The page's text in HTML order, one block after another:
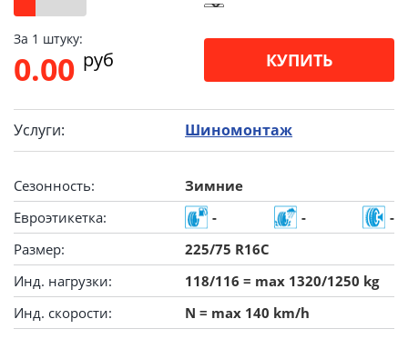
За 1 штуку:
0.00 pуб КУПИТЬ
Услуги: Шиномонтаж
Сезонность:
Зимние
Евроэтикетка:
- -
-
Размер:
225/75 R16C
Инд. нагрузки:
118/116 = max 1320/1250 kg
Инд. скорости:
N = max 140 km/h